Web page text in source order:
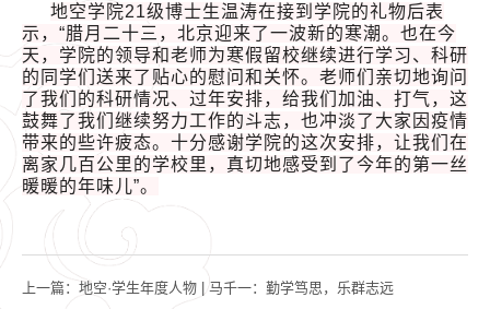
地空学院21级博士生温涛在接到学院的礼物后表
示，“腊月二十三，北京迎来了一波新的寒潮。也在今
天，学院的领导和老师为寒假留校继续进行学习、科研
的同学们送来了贴心的慰问和关怀。老师们亲切地询问
了我们的科研情况、过年安排，给我们加油、打气，这
鼓舞了我们继续努力工作的斗志，也冲淡了大家因疫情
带来的些许疲态。十分感谢学院的这次安排，让我们在
离家几百公里的学校里，真切地感受到了今年的第一丝
暖暖的年味儿”。
上一篇： 地空·学生年度人物 | 马千一：勤学笃思，乐群志远